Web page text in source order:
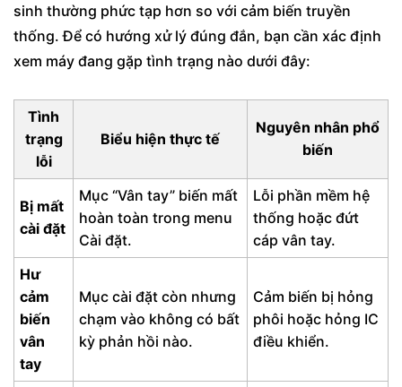
sinh thường phức tạp hơn so với cảm biến truyền
thống. Để có hướng xử lý đúng đắn, bạn cần xác định
xem máy đang gặp tình trạng nào dưới đây:
Tình
trạng
lỗi
Biểu hiện thực tế
Nguyên nhân phổ
biến
Bị mất
cài đặt
Mục “Vân tay” biến mất
hoàn toàn trong menu
Cài đặt.
Lỗi phần mềm hệ
thống hoặc đứt
cáp vân tay.
Hư
cảm
biến
vân
tay
Mục cài đặt còn nhưng
chạm vào không có bất
kỳ phản hồi nào.
Cảm biến bị hỏng
phôi hoặc hỏng IC
điều khiển.